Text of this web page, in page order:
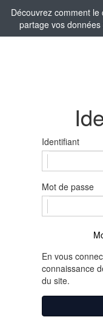
Découvrez comment
partage vos données
Identifiant
Mot de passe
En vous
connaissance
du site.